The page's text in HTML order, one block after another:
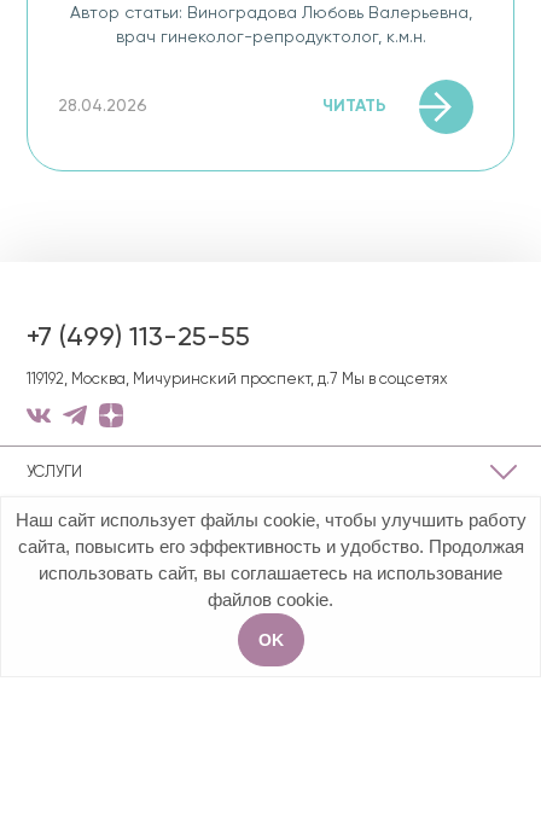
Автор статьи: Виноградова Любовь Валерьевна,
врач гинеколог-репродуктолог, к.м.н.
28.04.2026 ЧИТАТЬ
+7 (499) 113-25-55
119192, Москва, Мичуринский проспект, д.7 Мы в соцсетях
УСЛУГИ
О КЛИНИКЕ
ПОЛЕЗНАЯ ИНФОРМАЦИЯ
Наш сайт использует файлы cookie, чтобы улучшить работу
сайта, повысить его эффективность и удобство. Продолжая
использовать сайт, вы соглашаетесь на использование
файлов cookie.
OK